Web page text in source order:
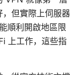
但實際上伺服器
順利開啟地區限
上工作，這些指